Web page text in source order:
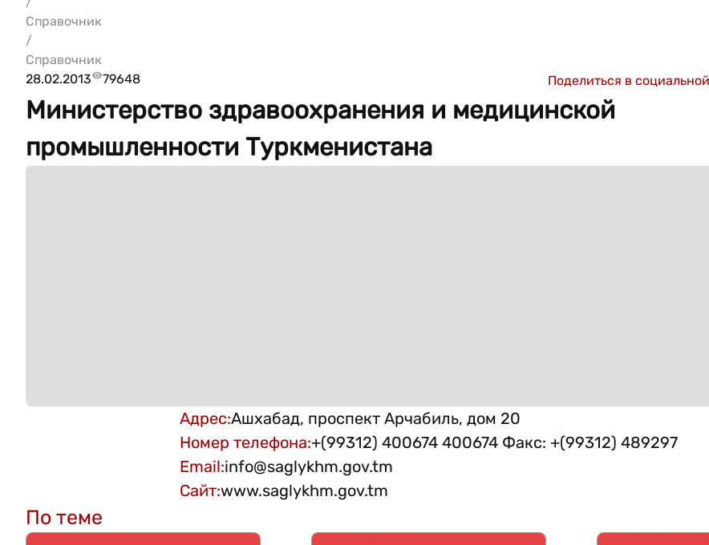
Справочник
/
Справочник
28.02.2013
79648 Поделиться в
Министерство здравоохранения и медицинской
промышленности Туркменистана
Адрес:Ашхабад, проспект Арчабиль, дом 20
Номер телефона:+(99312) 400674 400674 Факс: +(99312) 489297
Email:info@saglykhm.gov.tm
Сайт:www.saglykhm.gov.tm
По теме